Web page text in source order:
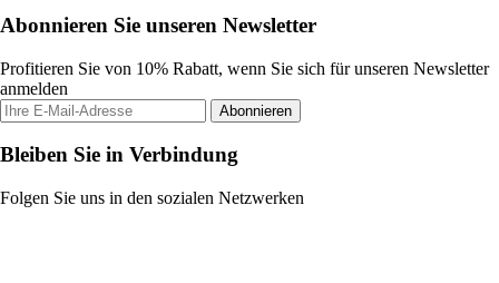
Abonnieren Sie unseren Newsletter
Profitieren Sie von 10% Rabatt, wenn Sie sich für unseren Newsletter
anmelden
Abonnieren
Bleiben Sie in Verbindung
Folgen Sie uns in den sozialen Netzwerken